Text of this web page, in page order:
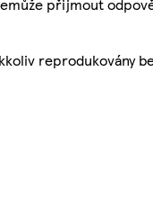
přijmout
reprodukovány